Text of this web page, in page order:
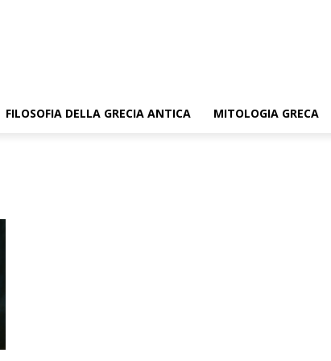
FILOSOFIA DELLA GRECIA ANTICA MITOLOGIA GRECA